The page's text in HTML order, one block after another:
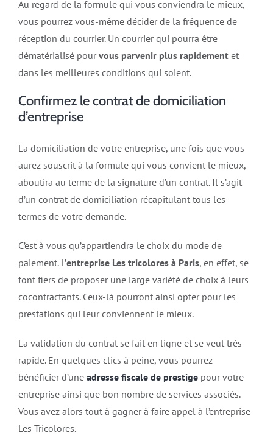
Au regard de la formule qui vous conviendra le mieux,
vous pourrez vous-même décider de la fréquence de
réception du courrier. Un courrier qui pourra être
dématérialisé pourvous parvenir plus rapidement et
dans les meilleures conditions qui soient.
Confirmez le contrat de domiciliation
d’entreprise
La domiciliation de votre entreprise, une fois que vous
aurez souscrit à la formule qui vous convient le mieux,
aboutira au terme de la signature d’un contrat. Il s’agit
d’un contrat de domiciliation récapitulant tous les
termes de votre demande.
C’est à vous qu’appartiendra le choix du mode de
paiement. L’entreprise Les tricolores à Paris, en effet, se
font fiers de proposer une large variété de choix à leurs
cocontractants. Ceux-là pourront ainsi opter pour les
prestations qui leur conviennent le mieux.
La validation du contrat se fait en ligne et se veut très
rapide. En quelques clics à peine, vous pourrez
bénéficier d’une adresse fiscale de prestige pour votre
entreprise ainsi que bon nombre de services associés.
Vous avez alors tout à gagner à faire appel à l’entreprise
Les Tricolores.